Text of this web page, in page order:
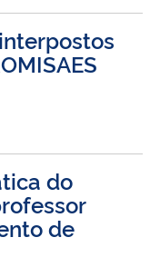
do
de